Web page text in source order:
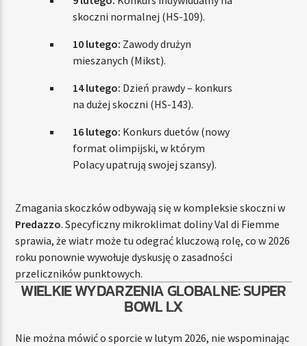
skoczni normalnej (HS-109).
10 lutego: Zawody drużyn
mieszanych (Mikst).
14 lutego: Dzień prawdy – konkurs
na dużej skoczni (HS-143).
16 lutego: Konkurs duetów (nowy
format olimpijski, w którym
Polacy upatrują swojej szansy).
Zmagania skoczków odbywają się w kompleksie skoczni w
Predazzo. Specyficzny mikroklimat doliny Val di Fiemme
sprawia, że wiatr może tu odegrać kluczową rolę, co w 2026
roku ponownie wywołuje dyskusję o zasadności
przeliczników punktowych.
WIELKIE WYDARZENIA GLOBALNE: SUPER
BOWL LX
Nie można mówić o sporcie w lutym 2026, nie wspominając